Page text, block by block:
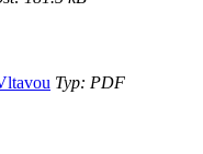
Typ: PDF